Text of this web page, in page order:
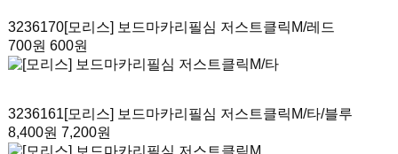
3236170[모리스] 보드마카리필심 저스트클릭M/레드
700원 600원
3236161[모리스] 보드마카리필심 저스트클릭M/타/블루
8,400원 7,200원